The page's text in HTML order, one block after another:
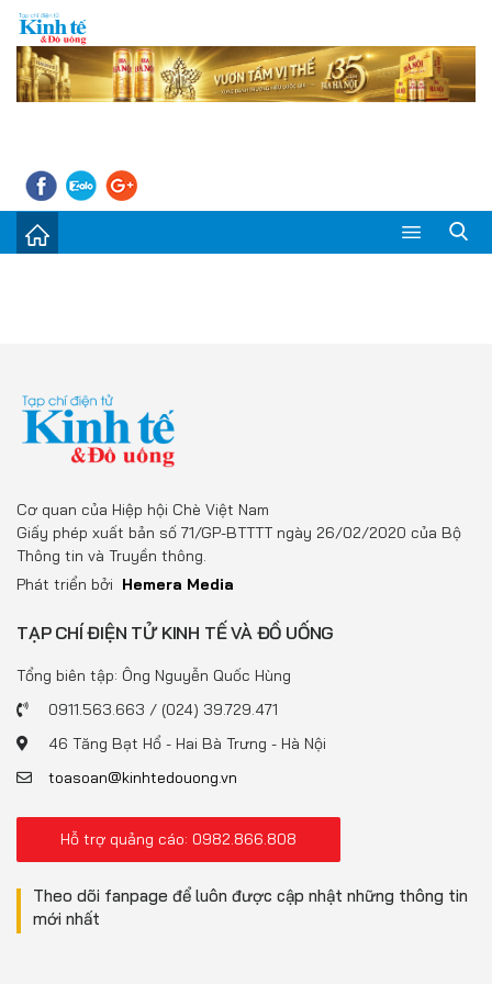
Thị trường
Doanh nghiệp – Doanh nhân
Đồ uống
Pháp luật
Multimedia
Cơ quan của Hiệp hội Chè Việt Nam
Giấy phép xuất bản số 71/GP-BTTTT ngày 26/02/2020 của Bộ
Thông tin và Truyền thông.
Phát triển bởi Hemera Media
TẠP CHÍ ĐIỆN TỬ KINH TẾ VÀ ĐỒ UỐNG
Tổng biên tập: Ông Nguyễn Quốc Hùng
0911.563.663 / (024) 39.729.471
46 Tăng Bạt Hổ - Hai Bà Trưng - Hà Nội
toasoan@kinhtedouong.vn
Hỗ trợ quảng cáo: 0982.866.808
Theo dõi fanpage để luôn được cập nhật những thông tin
mới nhất